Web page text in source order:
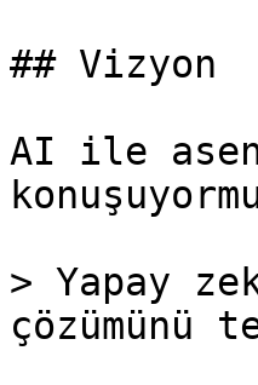
## Vizyon
AI ile
> Yapay
çözümünü